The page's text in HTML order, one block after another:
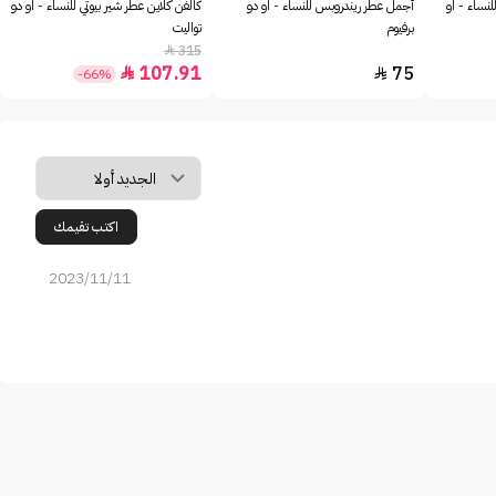
- او
أجمل عطر ريندروبس للنساء - او دو
برفيوم
75

كالفن كلاين عطر شير بيوتي للنساء - او دو
تواليت
315

107.91

-66%
اكتب تقيمك
2023/11/11